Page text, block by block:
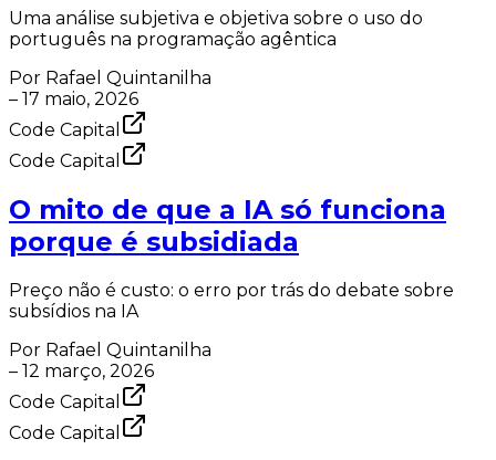
Uma análise subjetiva e objetiva sobre o uso do
português na programação agêntica
Por Rafael Quintanilha
– 17 maio, 2026
Code Capital
Code Capital
O mito de que a IA só funciona
porque é subsidiada
Preço não é custo: o erro por trás do debate sobre
subsídios na IA
Por Rafael Quintanilha
– 12 março, 2026
Code Capital
Code Capital